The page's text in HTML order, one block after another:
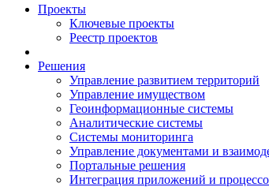
Проекты
Ключевые проекты
Реестр проектов
Решения
Управление развитием территорий
Управление имуществом
Геоинформационные системы
Аналитические системы
Системы мониторинга
Управление документами и
Портальные решения
Интеграция приложений и